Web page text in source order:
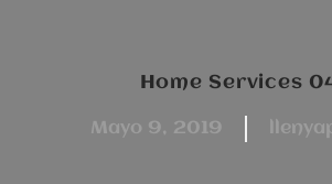
Home Services
mayo 9, 2019